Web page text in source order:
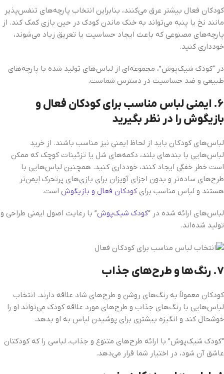
کودکان فعال بیشتر عرق می‌کنند، بنابراین انتخاب پارچه‌های تنفس‌پذیر
مانند نخ یا پنبه می‌تواند به خنک ماندن کودک در حین بازی کمک کند. از
پارچه‌های مصنوعی که باعث ایجاد حساسیت یا تعریق زیاد می‌شوند،
خودداری کنید.
در “کودک شیک‌پوش”، مجموعه‌ای از لباس‌های تولید شده با پارچه‌های
طبیعی و ضد حساسیت در دسترس شماست.
۶. ایمنی لباس مناسب برای کودکان فعال و
بازیگوش را در نظر بگیرید
لباس‌های کودکان باید از لحاظ ایمنی نیز مناسب باشند. از خرید
لباس‌هایی با بندهای بلند، دکمه‌های شل یا تزئینات کوچک که ممکن
است خطر خفگی ایجاد کنند، خودداری کنید. همچنین لباس‌هایی با
طرح‌های ساده‌تر و بدون اجزای آویزان برای بازی‌های پرتحرک ایمن‌تر
هستند و لباس مناسب برای کودکان فعال و بازیگوش است.
لباس‌های ارائه شده در “کودک شیک‌پوش” با رعایت اصول ایمنی طراحی و
تولید شده‌اند.
۷. رنگ‌ها و طرح‌های جذاب
کودکان معمولاً به رنگ‌های روشن و طرح‌های شاد علاقه دارند. انتخاب
لباس‌هایی با رنگ‌های جذاب و طرح‌های مورد علاقه کودک می‌تواند او را
خوشحال کند و انگیزه بیشتری برای پوشیدن لباس به او بدهد.
“کودک شیک‌پوش” با ارائه طرح‌های متنوع و جذاب، لباسی را که کودکتان
عاشق آن شود، در اختیار شما قرار می‌دهد.